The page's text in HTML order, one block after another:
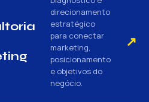
direcionamento
estratégico
para conectar
marketing,
posicionamento
e objetivos do
negócio.
↗